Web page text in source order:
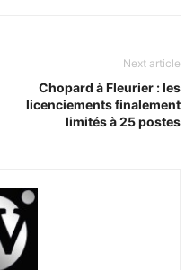
Next article
Chopard à Fleurier : les
licenciements finalement
limités à 25 postes